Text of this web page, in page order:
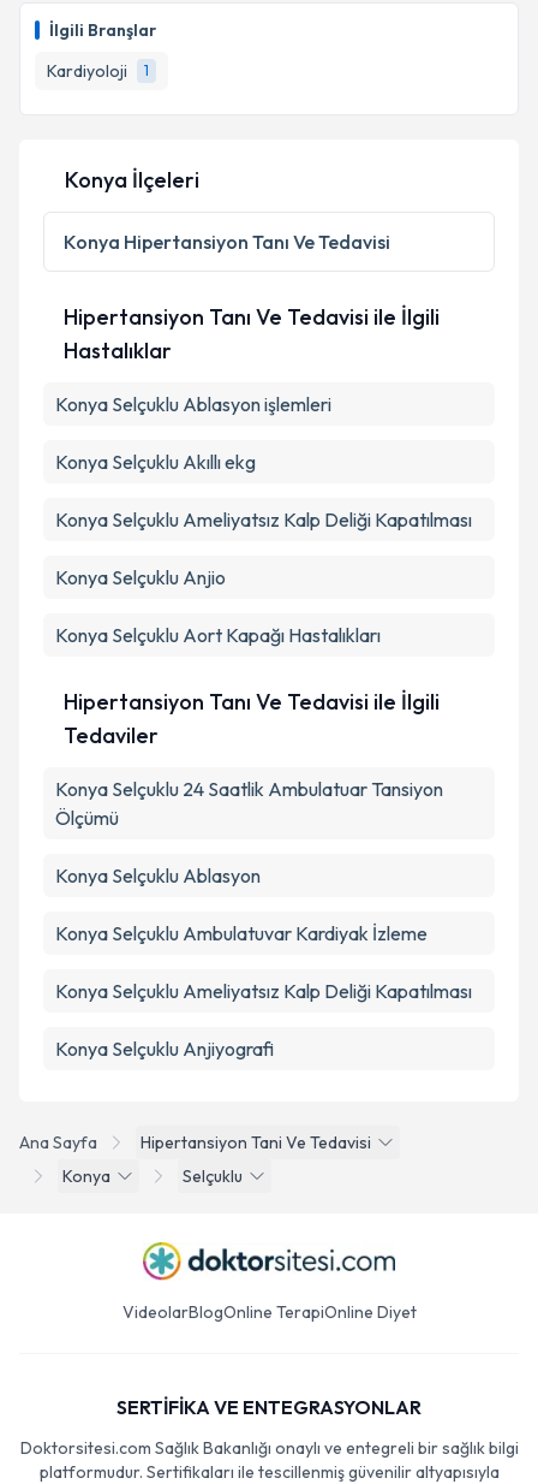
İlgili Branşlar
Kardiyoloji
1
Ana Sayfa
Hipertansiyon Tani Ve Tedavisi
Konya
Selçuklu
Konya İlçeleri
Konya Hipertansiyon Tanı Ve Tedavisi
Hipertansiyon Tanı Ve Tedavisi ile İlgili
Hastalıklar
Konya Selçuklu Ablasyon işlemleri
Konya Selçuklu Akıllı ekg
Konya Selçuklu Ameliyatsız Kalp Deliği Kapatılması
Konya Selçuklu Anjio
Konya Selçuklu Aort Kapağı Hastalıkları
Hipertansiyon Tanı Ve Tedavisi ile İlgili
Tedaviler
Konya Selçuklu 24 Saatlik Ambulatuar Tansiyon
Ölçümü
Konya Selçuklu Ablasyon
Konya Selçuklu Ambulatuvar Kardiyak İzleme
Konya Selçuklu Ameliyatsız Kalp Deliği Kapatılması
Konya Selçuklu Anjiyografi
VideolarBlogOnline TerapiOnline Diyet
SERTİFİKA VE ENTEGRASYONLAR
Doktorsitesi.com Sağlık Bakanlığı onaylı ve entegreli bir sağlık bilgi
platformudur. Sertifikaları ile tescillenmiş güvenilir altyapısıyla